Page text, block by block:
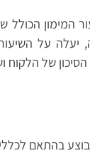
המימון
יעלה על
הסיכון של